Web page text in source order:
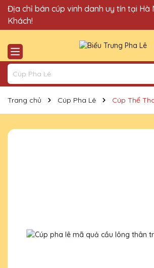
Quà Tặng Cúp Pha Lê Vinh Danh An
Khách!
Địa chỉ bán cúp vinh danh uy tín tại Hà
Trang chủ Cúp Pha Lê Cúp Thể